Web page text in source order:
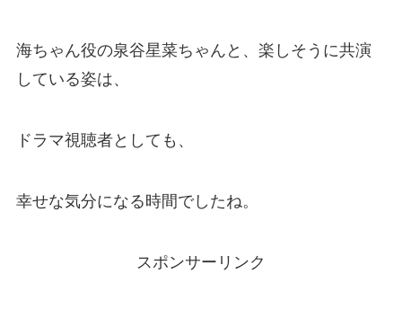
海ちゃん役の泉谷星菜ちゃんと、楽しそうに共演
している姿は、
ドラマ視聴者としても、
幸せな気分になる時間でしたね。
スポンサーリンク